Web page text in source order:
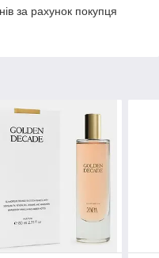
за рахунок покупця